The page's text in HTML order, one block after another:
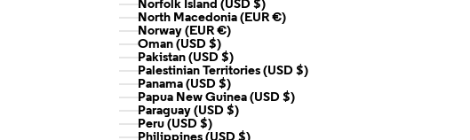
Norfolk Island (USD $)
North Macedonia (EUR €)
Norway (EUR €)
Oman (USD $)
Pakistan (USD $)
Palestinian Territories (USD $)
Panama (USD $)
Papua New Guinea (USD $)
Paraguay (USD $)
Peru (USD $)
Philippines (USD $)